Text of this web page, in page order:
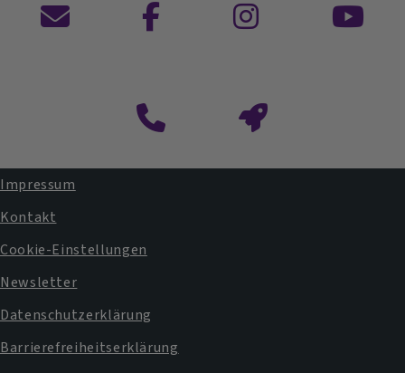
Kontaktformular
Fußbereichsmenü
Impressum
Kontakt
Cookie-Einstellungen
Newsletter
Datenschutzerklärung
Barrierefreiheitserklärung